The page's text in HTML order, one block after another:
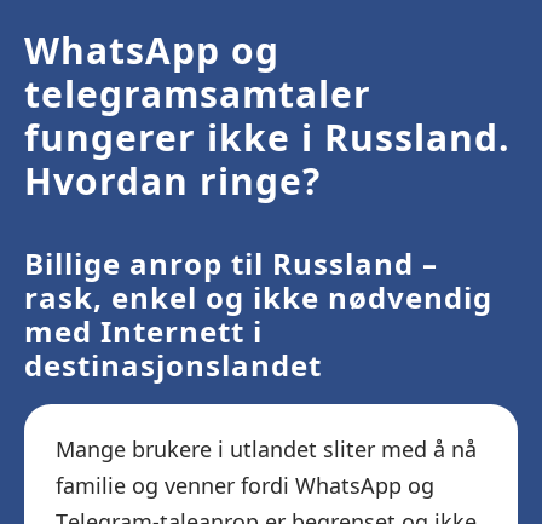
WhatsApp og
telegramsamtaler
fungerer ikke i Russland.
Hvordan ringe?
Billige anrop til Russland –
rask, enkel og ikke nødvendig
med Internett i
destinasjonslandet
Mange brukere i utlandet sliter med å nå
familie og venner fordi WhatsApp og